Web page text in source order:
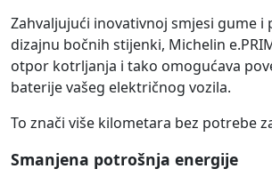
Zahvaljujući inovativnoj smjesi gume i
dizajnu bočnih stijenki, Michelin
otpor kotrljanja i tako omogućava
baterije vašeg električnog vozila.
To znači više kilometara bez potrebe
Smanjena potrošnja energije